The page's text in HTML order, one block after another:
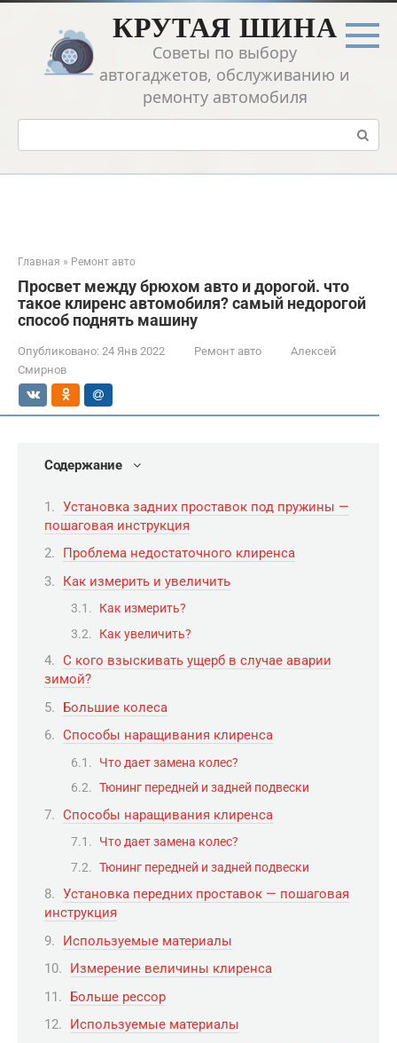
Перейти
контенту
КРУТАЯ ШИНА
Советы по выбору
автогаджетов, обслуживанию и
ремонту автомобиля
Поиск:
Главная » Ремонт авто
Просвет между брюхом авто и дорогой. что
такое клиренс автомобиля? самый недорогой
способ поднять машину
Опубликовано: 24 Янв 2022 Ремонт авто
Алексей
Смирнов
Содержание
Установка задних проставок под пружины —
пошаговая инструкция
Проблема недостаточного клиренса
Как измерить и увеличить
Как измерить?
Как увеличить?
С кого взыскивать ущерб в случае аварии
зимой?
Большие колеса
Способы наращивания клиренса
Что дает замена колес?
Тюнинг передней и задней подвески
Способы наращивания клиренса
Что дает замена колес?
Тюнинг передней и задней подвески
Установка передних проставок — пошаговая
инструкция
Используемые материалы
Измерение величины клиренса
Больше рессор
Используемые материалы